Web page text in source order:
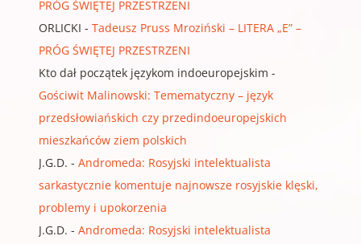
PRÓG ŚWIĘTEJ PRZESTRZENI
ORLICKI - Tadeusz Pruss Mroziński – LITERA „E” –
PRÓG ŚWIĘTEJ PRZESTRZENI
Kto dał początek językom indoeuropejskim -
Gościwit Malinowski: Temematyczny – język
przedsłowiańskich czy przedindoeuropejskich
mieszkańców ziem polskich
J.G.D. - Andromeda: Rosyjski intelektualista
sarkastycznie komentuje najnowsze rosyjskie klęski,
problemy i upokorzenia
J.G.D. - Andromeda: Rosyjski intelektualista